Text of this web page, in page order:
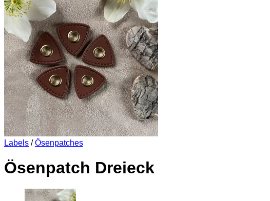
Labels / Ösenpatches
Ösenpatch Dreieck